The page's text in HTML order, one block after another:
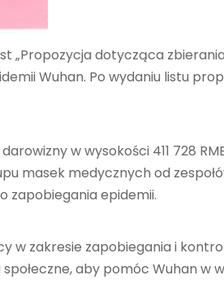
„Propozycja dotycząca
Wuhan. Po wydaniu listu
w wysokości 411 728
masek medycznych od
zapobiegania epidemii.
w zakresie zapobiegania i
aby pomóc Wuhan w